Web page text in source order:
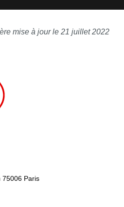
mise à jour le 21 juillet 2022
75006 Paris